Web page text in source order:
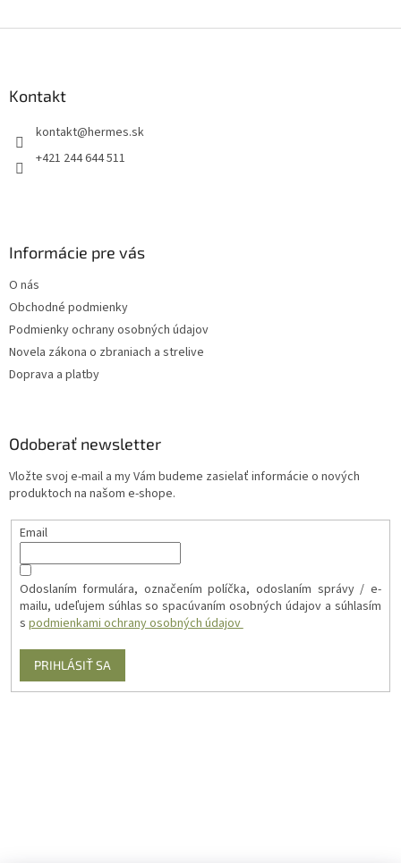
Kontakt
kontakt@hermes.sk
+421 244 644 511
Informácie pre vás
O nás
Obchodné podmienky
Podmienky ochrany osobných údajov
Novela zákona o zbraniach a strelive
Doprava a platby
Odoberať newsletter
Vložte svoj e-mail a my Vám budeme zasielať informácie o nových
produktoch na našom e-shope.
Email
Odoslaním formulára, označením políčka, odoslaním správy / e-
mailu, udeľujem súhlas so spacúvaním osobných údajov a súhlasím
s podmienkami ochrany osobných údajov
PRIHLÁSIŤ SA